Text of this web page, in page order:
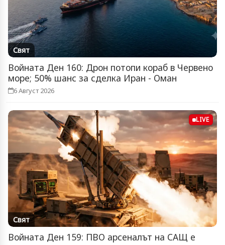
Свят
Войната Ден 160: Дрон потопи кораб в Червено
море; 50% шанс за сделка Иран - Оман
6 Август 2026
LIVE
Свят
Войната Ден 159: ПВО арсеналът на САЩ е